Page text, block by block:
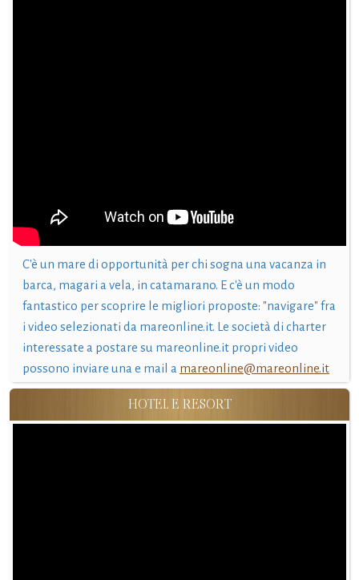
C'è un mare di opportunità per chi sogna una vacanza in
barca, magari a vela, in catamarano. E c'è un modo
fantastico per scoprire le migliori proposte: "navigare" fra
i video selezionati da mareonline.it. Le società di charter
interessate a postare su mareonline.it propri video
possono inviare una e mail a mareonline@mareonline.it
HOTEL E RESORT